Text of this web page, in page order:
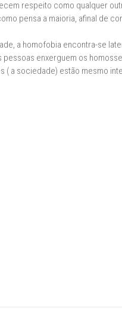
respeito como qualquer
pensa a maioria, afinal de
a homofobia encontra-se
enxerguem os
a sociedade) estão mesmo